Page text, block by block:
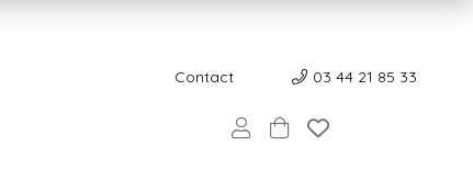
Contact
03 44 21 85 33
Contact